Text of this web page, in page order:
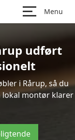
Menu
udført
i Rårup, så du
lokal montør klarer